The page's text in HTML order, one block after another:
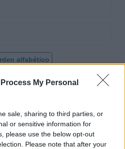
My Personal
sale, sharing to third parties, or
or sensitive information for
please use the below opt-out
Please note that after your
alfabético